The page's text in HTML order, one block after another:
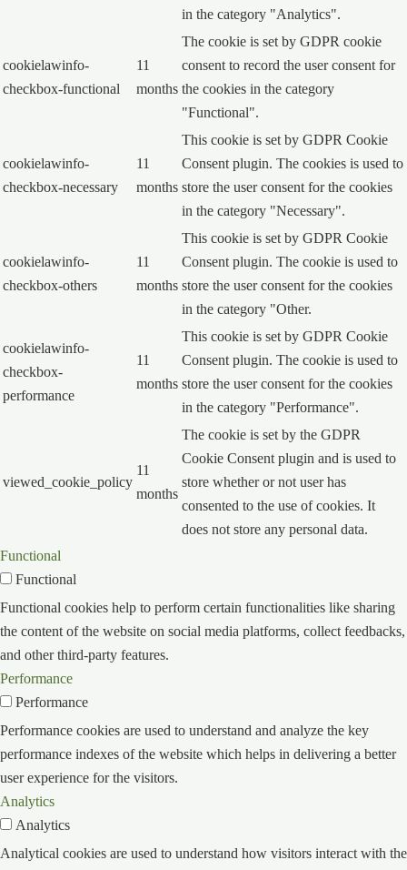
in the category "Analytics".
cookielawinfo-
checkbox-functional
11
months
The cookie is set by GDPR cookie
consent to record the user consent for
the cookies in the category
"Functional".
cookielawinfo-
checkbox-necessary
11
months
This cookie is set by GDPR Cookie
Consent plugin. The cookies is used to
store the user consent for the cookies
in the category "Necessary".
cookielawinfo-
checkbox-others
11
months
This cookie is set by GDPR Cookie
Consent plugin. The cookie is used to
store the user consent for the cookies
in the category "Other.
cookielawinfo-
checkbox-
performance
11
months
This cookie is set by GDPR Cookie
Consent plugin. The cookie is used to
store the user consent for the cookies
in the category "Performance".
viewed_cookie_policy
11
months
The cookie is set by the GDPR
Cookie Consent plugin and is used to
store whether or not user has
consented to the use of cookies. It
does not store any personal data.
Functional
Functional
Functional cookies help to perform certain functionalities like sharing
the content of the website on social media platforms, collect feedbacks,
and other third-party features.
Performance
Performance
Performance cookies are used to understand and analyze the key
performance indexes of the website which helps in delivering a better
user experience for the visitors.
Analytics
Analytics
Analytical cookies are used to understand how visitors interact with the